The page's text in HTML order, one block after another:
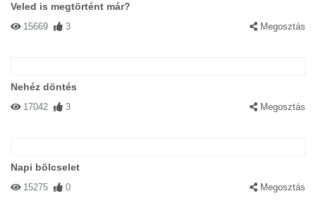
Veled is megtörtént már?
15669 3 Megosztás
Nehéz döntés
17042 3 Megosztás
Napi bölcselet
15275 0 Megosztás